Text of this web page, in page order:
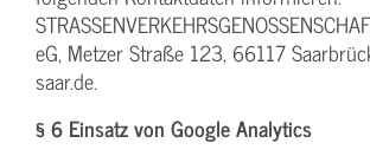
eG, Metzer Straße 123, 66117
saar.de.
§ 6 Einsatz von Google Analytics